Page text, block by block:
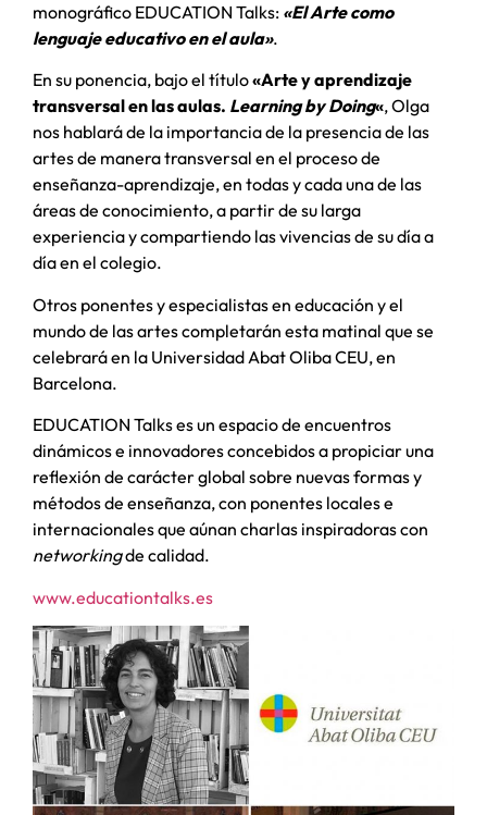
monográfico EDUCATION Talks: «El Arte como
lenguaje educativo en el aula».
En su ponencia, bajo el título«Arte y aprendizaje
transversal en las aulas. Learning by Doing«, Olga
nos hablará de la importancia de la presencia de las
artes de manera transversal en el proceso de
enseñanza-aprendizaje, en todas y cada una de las
áreas de conocimiento, a partir de su larga
experiencia y compartiendo las vivencias de su día a
día en el colegio.
Otros ponentes y especialistas en educación y el
mundo de las artes completarán esta matinal que se
celebrará en la Universidad Abat Oliba CEU, en
Barcelona.
EDUCATION Talks es un espacio de encuentros
dinámicos e innovadores concebidos a propiciar una
reflexión de carácter global sobre nuevas formas y
métodos de enseñanza, con ponentes locales e
internacionales que aúnan charlas inspiradoras con
networkingde calidad.
www.educationtalks.es